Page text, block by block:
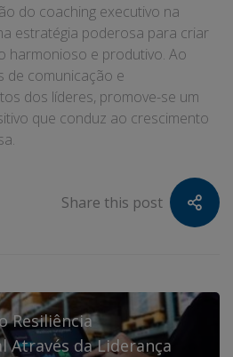
do coaching executivo na
estratégia poderosa para criar
harmonioso e produtivo. Ao
de comunicação e
dos líderes, promove-se um
que conduz ao crescimento
Share this post
Resiliência
Através da Liderança